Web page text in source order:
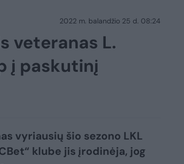
2022 m. balandžio 25 d. 08:24
veteranas L.
į paskutinį
vyriausių šio sezono LKL
klube jis įrodinėja, jog